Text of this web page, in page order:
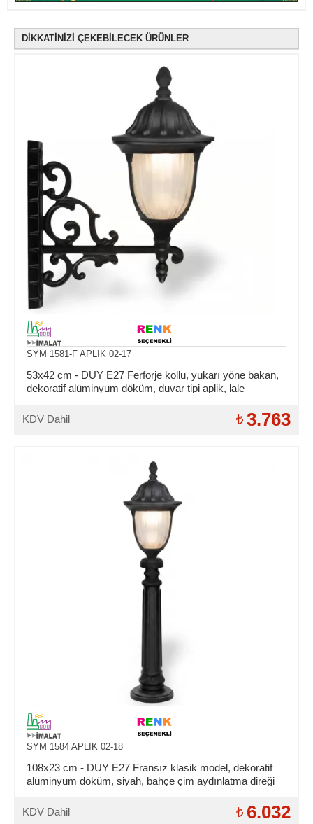
DİKKATİNİZİ ÇEKEBİLECEK ÜRÜNLER
SYM 1581-F APLIK 02-17
53x42 cm - DUY E27 Ferforje kollu, yukarı yöne bakan,
dekoratif alüminyum döküm, duvar tipi aplik, lale
KDV Dahil
3.763
SYM 1584 APLIK 02-18
108x23 cm - DUY E27 Fransız klasik model, dekoratif
alüminyum döküm, siyah, bahçe çim aydınlatma direği
KDV Dahil 6.032